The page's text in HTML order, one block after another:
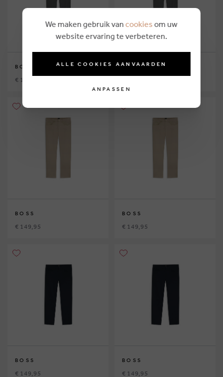
BOSS
€ 149,95
BOSS
BOSS
€ 149,95
BOSS
€ 149,95
BOSS
€ 149,95
BOSS
€ 149,95
We maken gebruik van cookies om uw
website ervaring te verbeteren.
ALLE COOKIES AANVAARDEN
ANPASSEN